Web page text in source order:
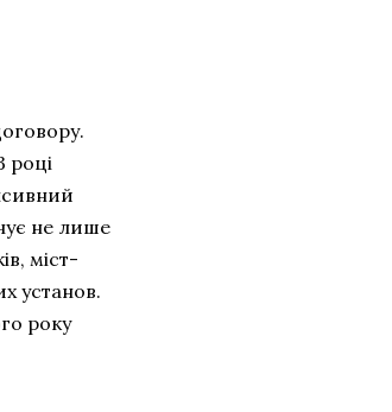
році
не лише
міст-
установ.
року